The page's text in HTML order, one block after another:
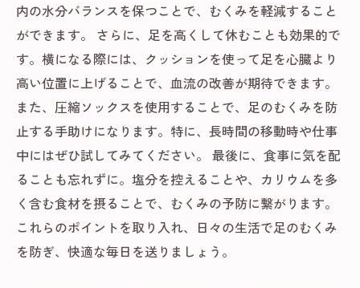
内の水分バランスを保つことで、むくみを軽減すること
ができます。 さらに、足を高くして休むことも効果的で
す。横になる際には、クッションを使って足を心臓より
高い位置に上げることで、血流の改善が期待できます。
また、圧縮ソックスを使用することで、足のむくみを防
止する手助けになります。特に、長時間の移動時や仕事
中にはぜひ試してみてください。 最後に、食事に気を配
ることも忘れずに。塩分を控えることや、カリウムを多
く含む食材を摂ることで、むくみの予防に繋がります。
これらのポイントを取り入れ、日々の生活で足のむくみ
を防ぎ、快適な毎日を送りましょう。